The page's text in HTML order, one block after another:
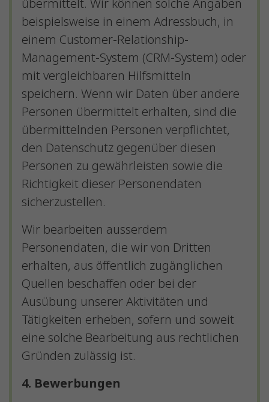
übermittelt. Wir können solche Angaben
beispielsweise in einem Adressbuch, in
einem Customer-Relationship-
Management-System (CRM-System) oder
mit vergleichbaren Hilfsmitteln
speichern. Wenn wir Daten über andere
Personen übermittelt erhalten, sind die
übermittelnden Personen verpflichtet,
den Datenschutz gegenüber diesen
Personen zu gewährleisten sowie die
Richtigkeit dieser Personendaten
sicherzustellen.
Wir bearbeiten ausserdem
Personendaten, die wir von Dritten
erhalten, aus öffentlich zugänglichen
Quellen beschaffen oder bei der
Ausübung unserer Aktivitäten und
Tätigkeiten erheben, sofern und soweit
eine solche Bearbeitung aus rechtlichen
Gründen zulässig ist.
4. Bewerbungen